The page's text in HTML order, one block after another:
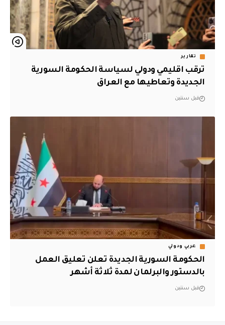
تقارير
ترقب اقليمي ودولي لسياسة الحكومة السورية
الجديدة وتعاطيها مع العراق
قبل سنتين
عربي ودولي
الحكومة السورية الجديدة تعلن تعليق العمل
بالدستور والبرلمان لمدة ثلاثة أشهر
قبل سنتين